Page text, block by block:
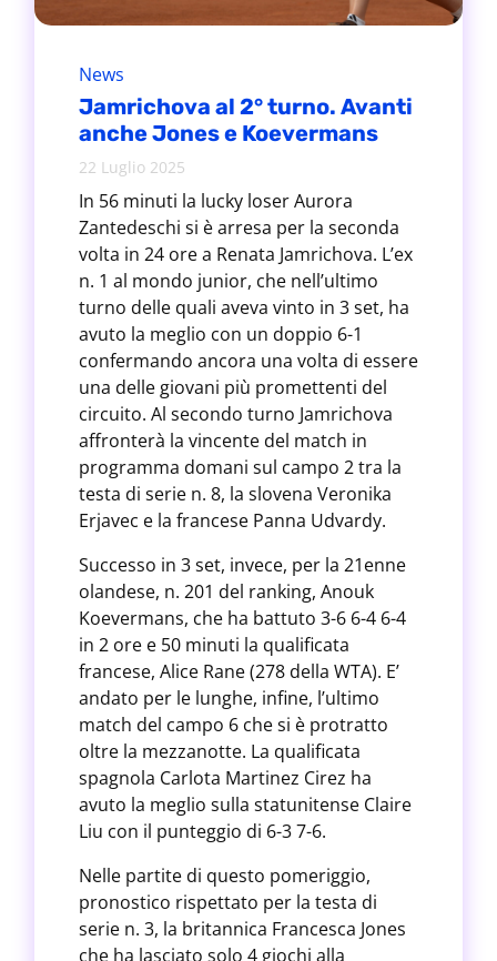
News
Jamrichova al 2° turno. Avanti
anche Jones e Koevermans
22 Luglio 2025
In 56 minuti la lucky loser Aurora
Zantedeschi si è arresa per la seconda
volta in 24 ore a Renata Jamrichova. L’ex
n. 1 al mondo junior, che nell’ultimo
turno delle quali aveva vinto in 3 set, ha
avuto la meglio con un doppio 6-1
confermando ancora una volta di essere
una delle giovani più promettenti del
circuito. Al secondo turno Jamrichova
affronterà la vincente del match in
programma domani sul campo 2 tra la
testa di serie n. 8, la slovena Veronika
Erjavec e la francese Panna Udvardy.
Successo in 3 set, invece, per la 21enne
olandese, n. 201 del ranking, Anouk
Koevermans, che ha battuto 3-6 6-4 6-4
in 2 ore e 50 minuti la qualificata
francese, Alice Rane (278 della WTA). E’
andato per le lunghe, infine, l’ultimo
match del campo 6 che si è protratto
oltre la mezzanotte. La qualificata
spagnola Carlota Martinez Cirez ha
avuto la meglio sulla statunitense Claire
Liu con il punteggio di 6-3 7-6.
Nelle partite di questo pomeriggio,
pronostico rispettato per la testa di
serie n. 3, la britannica Francesca Jones
che ha lasciato solo 4 giochi alla